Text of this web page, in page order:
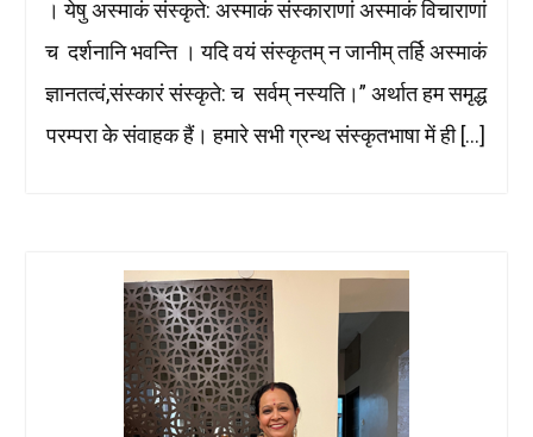
। येषु अस्माकं संस्कृते: अस्माकं संस्काराणां अस्माकं विचाराणां
च दर्शनानि भवन्ति । यदि वयं संस्कृतम् न जानीम् तर्हि अस्माकं
ज्ञानतत्वं,संस्कारं संस्कृते: च सर्वम् नस्यति।” अर्थात हम समृद्ध
परम्परा के संवाहक हैं। हमारे सभी ग्रन्थ संस्कृतभाषा में ही […]